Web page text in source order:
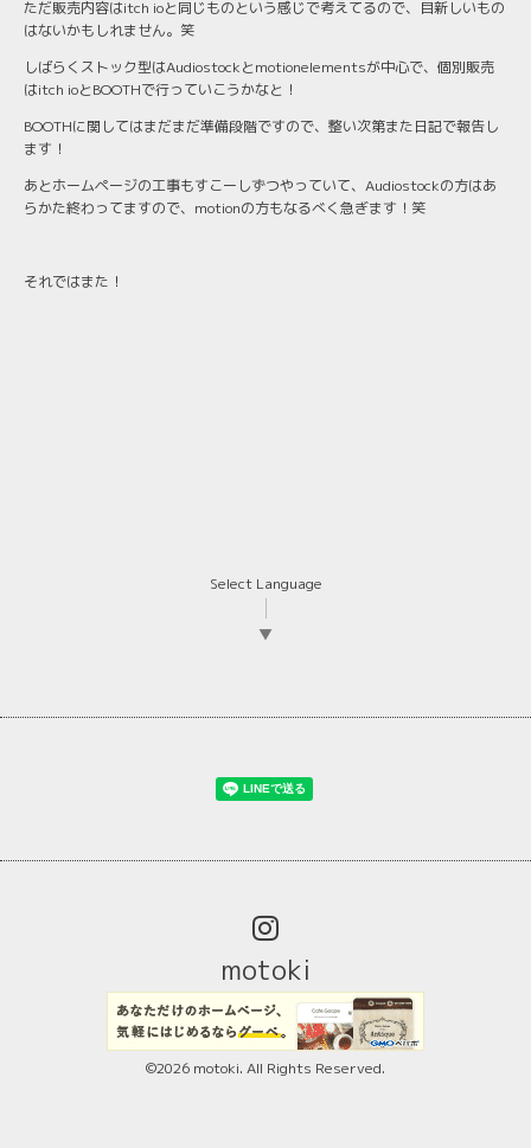
ただ販売内容はitch ioと同じものという感じで考えてるので、目新しいもの
はないかもしれません。笑
しばらくストック型はAudiostockとmotionelementsが中心で、個別販売
はitch ioとBOOTHで行っていこうかなと！
BOOTHに関してはまだまだ準備段階ですので、整い次第また日記で報告し
ます！
あとホームページの工事もすこーしずつやっていて、Audiostockの方はあ
らかた終わってますので、motionの方もなるべく急ぎます！笑
それではまた！
Select Language
▼
motoki
©2026 motoki. All Rights Reserved.